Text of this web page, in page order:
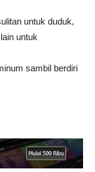
untuk duduk,
untuk
sambil berdiri